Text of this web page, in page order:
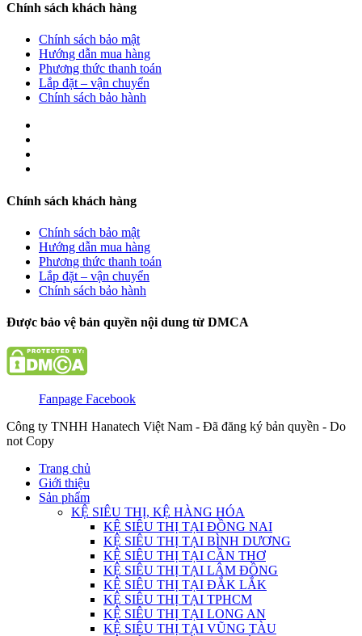
Chính sách khách hàng
Chính sách bảo mật
Hướng dẫn mua hàng
Phương thức thanh toán
Lắp đặt – vận chuyển
Chính sách bảo hành
Chính sách khách hàng
Chính sách bảo mật
Hướng dẫn mua hàng
Phương thức thanh toán
Lắp đặt – vận chuyển
Chính sách bảo hành
Được bảo vệ bản quyền nội dung từ DMCA
Fanpage Facebook
Công ty TNHH Hanatech Việt Nam - Đã đăng ký bản quyền - Do
not Copy
Trang chủ
Giới thiệu
Sản phẩm
KỆ SIÊU THỊ, KỆ HÀNG HÓA
KỆ SIÊU THỊ TẠI ĐỒNG NAI
KỆ SIÊU THỊ TẠI BÌNH DƯƠNG
KỆ SIÊU THỊ TẠI CẦN THƠ
KỆ SIÊU THỊ TẠI LÂM ĐỒNG
KỆ SIÊU THỊ TẠI ĐẮK LẮK
KỆ SIÊU THỊ TẠI TPHCM
KỆ SIÊU THỊ TẠI LONG AN
KỆ SIÊU THỊ TẠI VŨNG TÀU